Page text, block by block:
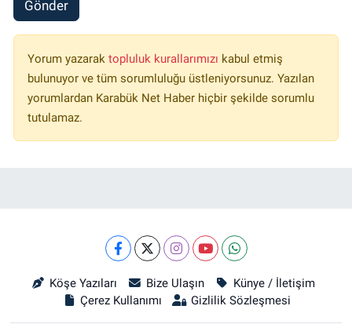
Gönder
Yorum yazarak topluluk kurallarımızı kabul etmiş
bulunuyor ve tüm sorumluluğu üstleniyorsunuz. Yazılan
yorumlardan Karabük Net Haber hiçbir şekilde sorumlu
tutulamaz.
Köşe Yazıları Bize Ulaşın
Künye / İletişim
Çerez Kullanımı
Gizlilik Sözleşmesi